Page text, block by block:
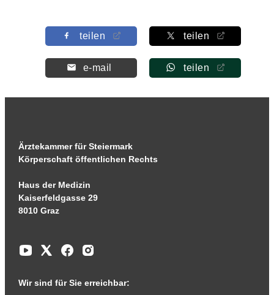
teilen teilen
e-mail teilen
Ärztekammer für Steiermark
Körperschaft öffentlichen Rechts
Haus der Medizin
Kaiserfeldgasse 29
8010 Graz
Wir sind für Sie erreichbar: